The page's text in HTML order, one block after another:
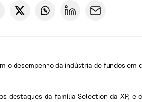
desempenho da indústria de fundos em
destaques da família Selection da XP, e